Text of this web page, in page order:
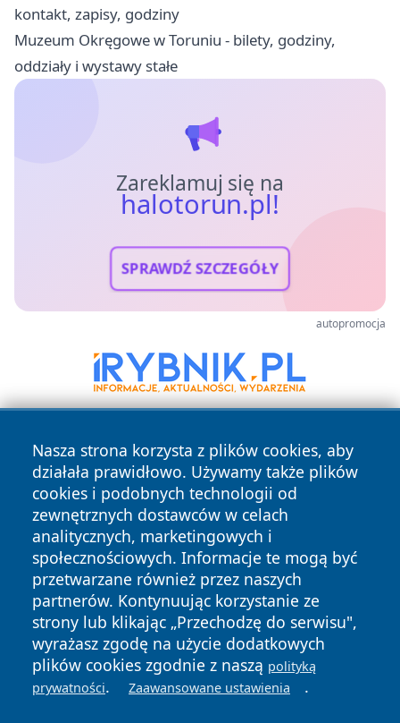
kontakt, zapisy, godziny
Muzeum Okręgowe w Toruniu - bilety, godziny,
oddziały i wystawy stałe
Zareklamuj się na
halotorun.pl!
SPRAWDŹ SZCZEGÓŁY
autopromocja
Nasza strona korzysta z plików cookies, aby
działała prawidłowo. Używamy także plików
cookies i podobnych technologii od
zewnętrznych dostawców w celach
analitycznych, marketingowych i
społecznościowych. Informacje te mogą być
przetwarzane również przez naszych
partnerów. Kontynuując korzystanie ze
strony lub klikając „Przechodzę do serwisu",
wyrażasz zgodę na użycie dodatkowych
plików cookies zgodnie z naszą polityką
prywatności. Zaawansowane ustawienia .
Copyright © 2026 halotorun.pl Wszystkie prawa zastrzeżone.
News Autorzy
Polityka
Prywatności
Polityka
Cookies